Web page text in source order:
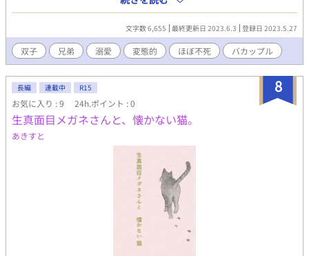
ついつい、流されかけちゃう。 弟に等身大フィギュアを作られて
しまう。 弟の清瀬 腐男子。デザインの仕事と 農業をしながら生計
を立てて暮らす。 兄である武蔵を、深く愛しており その内、薄い
本を描きだしそう。 2人とも20代半ば。 双子という事になってい
るが 実際は年齢差がある事に 気づいていない（長年暗示にかけら
れている）ほぼ引きこもりのような 生活をしているが、家事も万
能。
文字数 6,655 最終更新日 2023.6.3 登録日 2023.5.27
双子 兄弟 溺愛 変態的 ほぼ不死 バカップル
8
長編 連載中 R15
お気に入り : 9 24h.ポイント : 0
生真面目メガネさんと、懐かない猫。
あきすと